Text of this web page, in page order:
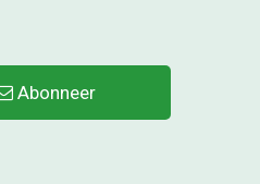
Abonneer